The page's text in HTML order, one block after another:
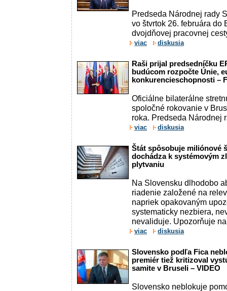
Predseda Národnej rady
vo štvrtok 26. februára do
dvojdňovej pracovnej
viac diskusia
Raši prijal predsedníčku
budúcom rozpočte Únie,
konkurencieschopnosti –
Oficiálne bilaterálne
spoločné rokovanie v
roka. Predseda Národnej
viac diskusia
Štát spôsobuje miliónové
dochádza k systémovým
plytvaniu
Na Slovensku dlhodobo
riadenie založené na
napriek opakovaným
systematicky nezbiera,
nevaliduje. Upozorňuje
viac diskusia
Slovensko podľa Fica
premiér tiež kritizoval
samite v Bruseli – VIDEO
Slovensko neblokuje